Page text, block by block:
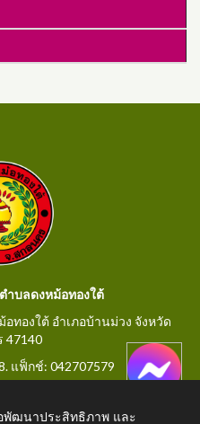
ำบลดงหม้อทองใต้
ทองใต้ อำเภอบ้านม่วง จังหวัด
47140
แฟ็กช์: 042707579
พัฒนาประสิทธิภาพ และ